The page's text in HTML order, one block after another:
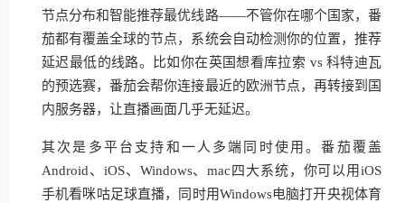
节点分布和智能推荐最优线路——不管你在哪个国家，番
茄都有覆盖全球的节点，系统会自动检测你的位置，推荐
延迟最低的线路。比如你在英国想看库拉索 vs 科特迪瓦
的预选赛，番茄会帮你连接最近的欧洲节点，再转接到国
内服务器，让直播画面几乎无延迟。
其次是多平台支持和一人多端同时使用。番茄覆盖
Android、iOS、Windows、mac四大系统，你可以用iOS
手机看咪咕足球直播，同时用Windows电脑打开央视体育